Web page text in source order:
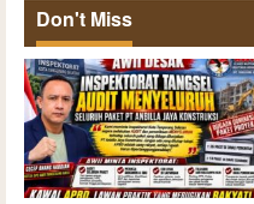
Don't Miss